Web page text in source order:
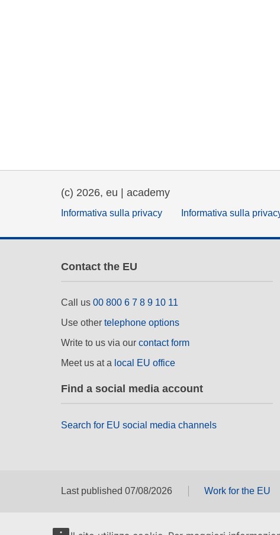
(c) 2026, eu | academy
Informativa sulla privacy Informativa sulla
Contact the EU
Call us 00 800 6 7 8 9 10 11
Use other telephone options
Write to us via our contact form
Meet us at a local EU office
Find a social media account
Search for EU social media channels
Last published 07/08/2026 Work for the EU